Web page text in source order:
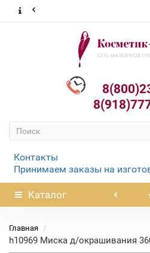
Контакты
Принимаем заказы на
Каталог
Главная
h10969 Миска д/окрашивания